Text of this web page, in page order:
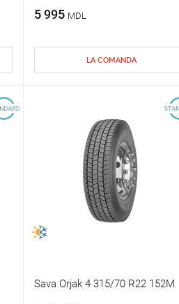
5 995 MDL
LA COMANDA
Sava Orjak 4 315/70 R22 152M